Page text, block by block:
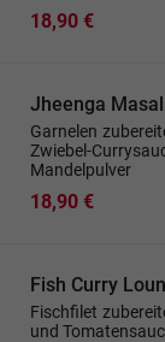
18,90 €
Jheenga
Garnelen
Zwiebel-
Mandelpulver
18,90 €
Fish Curry
Fischfilet
und